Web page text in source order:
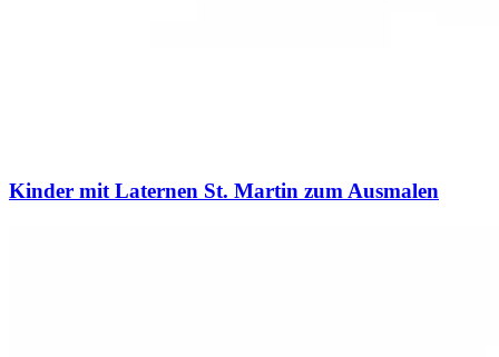
Kinder mit Laternen St. Martin zum Ausmalen